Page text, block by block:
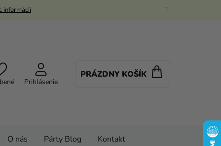
informácií
Prihlásenie
PRÁZDNY KOŠÍK
O nás Párty Blog Kontakt